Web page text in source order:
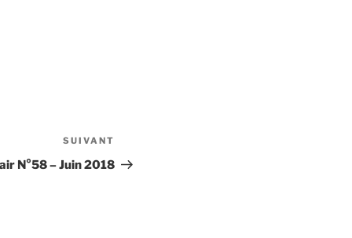
suivant
SUIVANT
N°58 – Juin 2018